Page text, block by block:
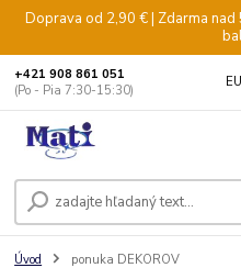
Doprava od 2,90 € | Zdarma
+421 908 861 051
(Po - Pia 7:30-15:30)
Úvod ponuka DEKOROV